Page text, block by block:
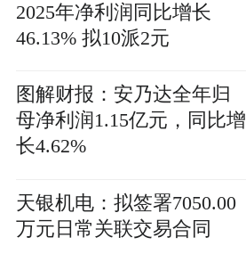
2025年净利润同比增长
46.13% 拟10派2元
图解财报：安乃达全年归
母净利润1.15亿元，同比增
长4.62%
天银机电：拟签署7050.00
万元日常关联交易合同